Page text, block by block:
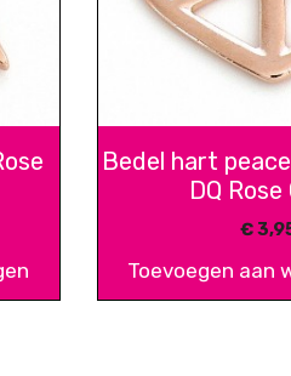
Bedel hart
DQ Rose
€
Toevoegen aan